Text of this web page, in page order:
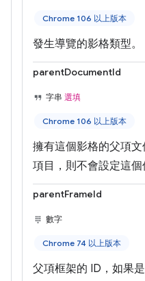
Chrome 106 以上版本
發生導覽的影格類型。
parentDocumentId
字串 選填
Chrome 106 以上版本
擁有這個影格的父項
項目，則不會設定這個
parentFrameId
數字
Chrome 74 以上版本
父項框架的 ID，如果